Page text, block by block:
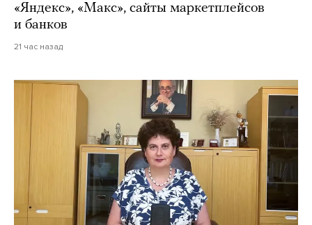
«Яндекс», «Макс», сайты маркетплейсов
и банков
21 час назад